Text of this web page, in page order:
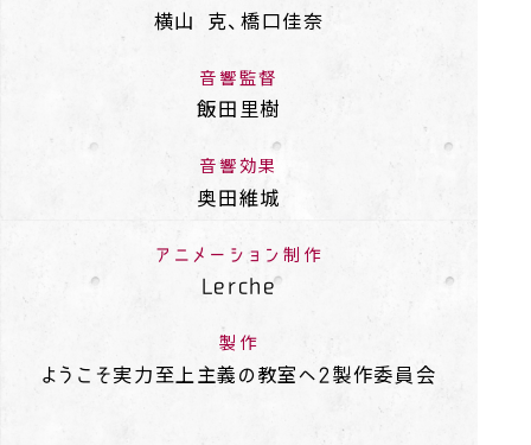
横山 克、橋口佳奈
音響監督
飯田里樹
音響効果
奥田維城
アニメーション制作
Lerche
製作
ようこそ実力至上主義の教室へ2製作委員会